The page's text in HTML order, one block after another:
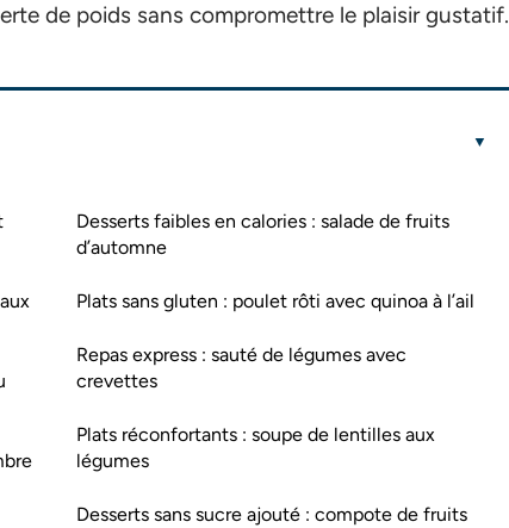
de poids sans compromettre le plaisir gustatif.
Desserts faibles en calories : salade de fruits
d’automne
Plats sans gluten : poulet rôti avec quinoa à l’ail
Repas express : sauté de légumes avec
crevettes
Plats réconfortants : soupe de lentilles aux
légumes
Desserts sans sucre ajouté : compote de fruits